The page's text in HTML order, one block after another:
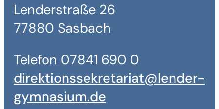
Lenderstraße 26
77880 Sasbach
Telefon 07841 690 0
direktionssekretariat@lender-
gymnasium.de